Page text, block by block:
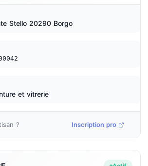
Stello 20290 Borgo
et vitrerie
? Inscription pro